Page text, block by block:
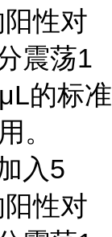
性对
震荡1
的标准
。
入5
性对